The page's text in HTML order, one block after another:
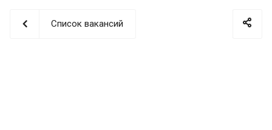
Список вакансий